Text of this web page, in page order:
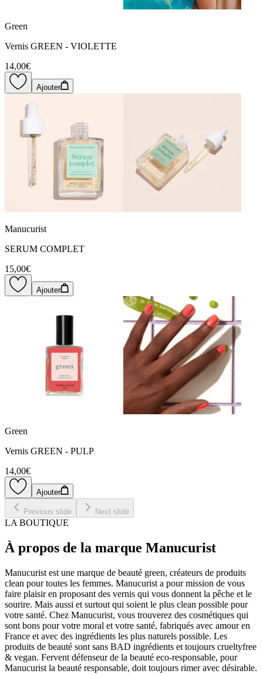
Green
Vernis GREEN - VIOLETTE
14,00€
Ajouter
Manucurist
SERUM COMPLET
15,00€
Ajouter
Green
Vernis GREEN - PULP
14,00€
Ajouter
Previous slide Next slide
LA BOUTIQUE
À propos de la marque Manucurist
Manucurist est une marque de beauté green, créateurs de produits
clean pour toutes les femmes. Manucurist a pour mission de vous
faire plaisir en proposant des vernis qui vous donnent la pêche et le
sourire. Mais aussi et surtout qui soient le plus clean possible pour
votre santé. Chez Manucurist, vous trouverez des cosmétiques qui
sont bons pour votre moral et votre santé, fabriqués avec amour en
France et avec des ingrédients les plus naturels possible. Les
produits de beauté sont sans BAD ingrédients et toujours crueltyfree
& vegan. Fervent défenseur de la beauté eco-responsable, pour
Manucurist la beauté responsable, doit toujours rimer avec désirable.